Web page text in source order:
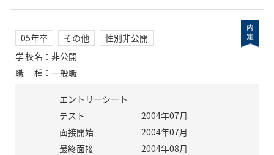
05年卒 その他
性別非公開
学校名 ： 非公開
職種 ： 一般職
エントリーシート
テスト
2004年07月
面接開始
2004年07月
最終面接
2004年08月